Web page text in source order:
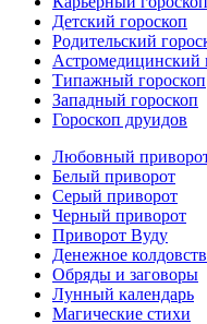
Детский гороскоп
Родительский
Астромедицинский
Типажный гороскоп
Западный гороскоп
Гороскоп друидов
Любовный
Белый приворот
Серый приворот
Черный приворот
Приворот Вуду
Денежное
Обряды и заговоры
Лунный календарь
Магические стихи